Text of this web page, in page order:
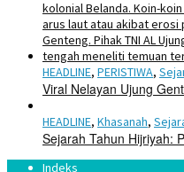
HEADLINE, PERISTIWA,
Viral Nelayan Ujung
HEADLINE, Khasanah,
Sejarah Tahun Hijriyah:
Indeks